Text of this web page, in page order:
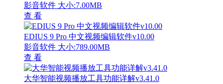
影音软件 大小:7.00MB
查 看
EDIUS 9 Pro 中文视频编辑软件v10.00
影音软件 大小:789.00MB
查 看
大华智能视频播放工具功能详解v3.41.0